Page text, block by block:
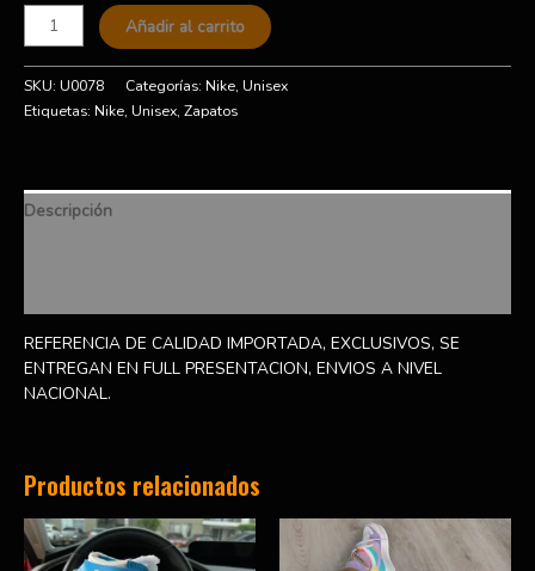
Añadir al carrito
SKU: U0078 Categorías: Nike, Unisex
Etiquetas: Nike, Unisex, Zapatos
Descripción
REFERENCIA DE CALIDAD IMPORTADA, EXCLUSIVOS, SE
ENTREGAN EN FULL PRESENTACION, ENVIOS A NIVEL
NACIONAL.
Productos relacionados